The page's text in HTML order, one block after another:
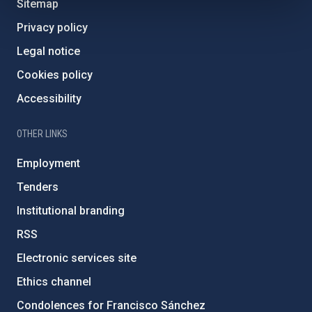
Sitemap
Privacy policy
Legal notice
Cookies policy
Accessibility
OTHER LINKS
Employment
Tenders
Institutional branding
RSS
Electronic services site
Ethics channel
Condolences for Francisco Sánchez